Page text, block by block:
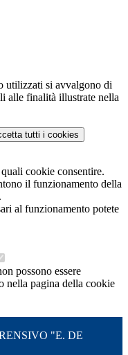
utilizzati si avvalgono di
alle finalità illustrate nella
tutti i cookies
cookie consentire.
il funzionamento della
al funzionamento potete
possono essere
nella pagina della cookie
"E. DE